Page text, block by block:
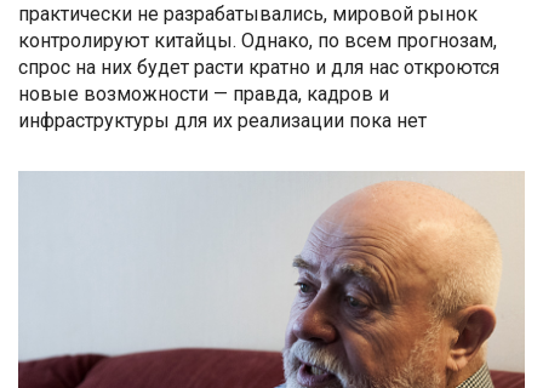
практически не разрабатывались, мировой рынок
контролируют китайцы. Однако, по всем прогнозам,
спрос на них будет расти кратно и для нас откроются
новые возможности — правда, кадров и
инфраструктуры для их реализации пока нет